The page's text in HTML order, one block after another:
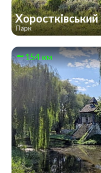
Хоростківський
Парк
154 км